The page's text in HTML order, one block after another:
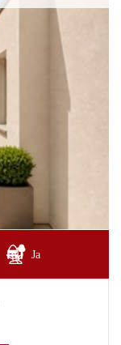
Ja